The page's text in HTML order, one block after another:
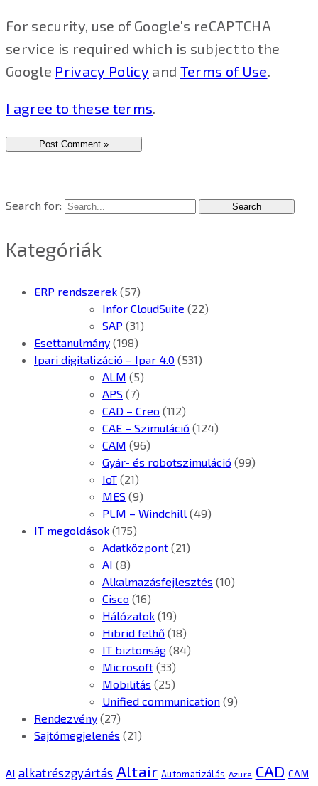
For security, use of Google's reCAPTCHA
service is required which is subject to the
Google Privacy Policy and Terms of Use.
I agree to these terms.
Search for:
Kategóriák
ERP rendszerek (57)
Infor CloudSuite (22)
SAP (31)
Esettanulmány (198)
Ipari digitalizáció – Ipar 4.0 (531)
ALM (5)
APS (7)
CAD – Creo (112)
CAE – Szimuláció (124)
CAM (96)
Gyár- és robotszimuláció (99)
IoT (21)
MES (9)
PLM – Windchill (49)
IT megoldások (175)
Adatközpont (21)
AI (8)
Alkalmazásfejlesztés (10)
Cisco (16)
Hálózatok (19)
Hibrid felhő (18)
IT biztonság (84)
Microsoft (33)
Mobilitás (25)
Unified communication (9)
Rendezvény (27)
Sajtómegjelenés (21)
AI alkatrészgyártás Altair Automatizálás Azure CAD CAM